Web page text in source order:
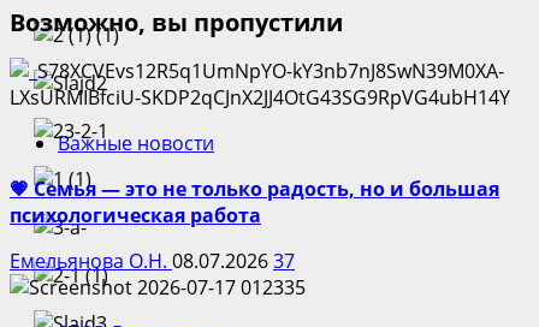
Возможно, вы пропустили
Важные новости
💗 Семья — это не только радость, но и большая
психологическая работа
Емельянова О.Н. 08.07.202637